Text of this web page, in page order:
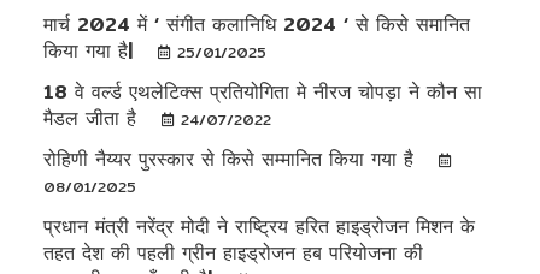
मार्च 2024 में ‘ संगीत कलानिधि 2024 ‘ से किसे समानित
किया गया है|
25/01/2025
18 वे वर्ल्ड एथलेटिक्स प्रतियोगिता मे नीरज चोपड़ा ने कौन सा
मैडल जीता है
24/07/2022
रोहिणी नैय्यर पुरस्कार से किसे सम्मानित किया गया है
08/01/2025
प्रधान मंत्री नरेंद्र मोदी ने राष्ट्रिय हरित हाइड्रोजन मिशन के
तहत देश की पहली ग्रीन हाइड्रोजन हब परियोजना की